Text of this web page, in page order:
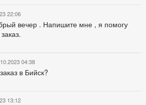
22:06
вечер . Напишите мне , я помогу
04:38
в Бийск?
13:12